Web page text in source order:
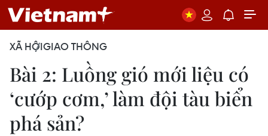
XÃ HỘIGIAO THÔNG
Bài 2: Luồng gió mới liệu có
‘cướp cơm,’ làm đội tàu biển
phá sản?